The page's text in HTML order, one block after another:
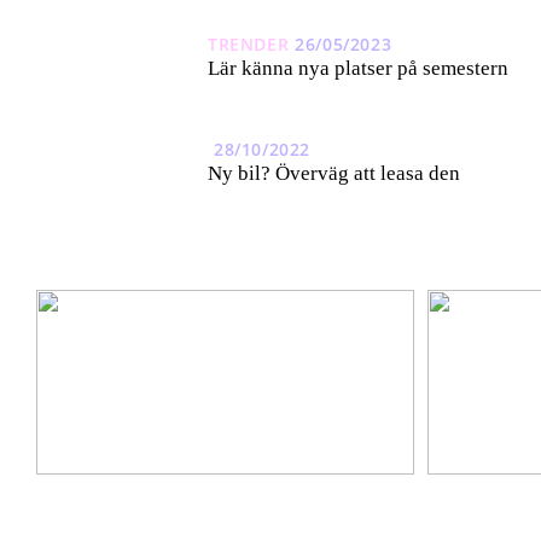
TRENDER 26/05/2023
Lär känna nya platser på semestern
28/10/2022
Ny bil? Överväg att leasa den